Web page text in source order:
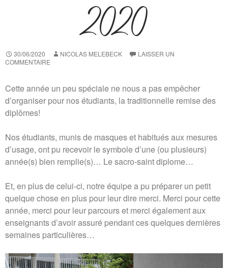
2020
30/06/2020 NICOLAS MELEBECK
LAISSER UN
COMMENTAIRE
Cette année un peu spéciale ne nous a pas empêcher
d’organiser pour nos étudiants, la traditionnelle remise des
diplômes!
Nos étudiants, munis de masques et habitués aux mesures
d’usage, ont pu recevoir le symbole d’une (ou plusieurs)
année(s) bien remplie(s)… Le sacro-saint diplome…
Et, en plus de celui-ci, notre équipe a pu préparer un petit
quelque chose en plus pour leur dire merci. Merci pour cette
année, merci pour leur parcours et merci également aux
enseignants d’avoir assuré pendant ces quelques dernières
semaines particulières…